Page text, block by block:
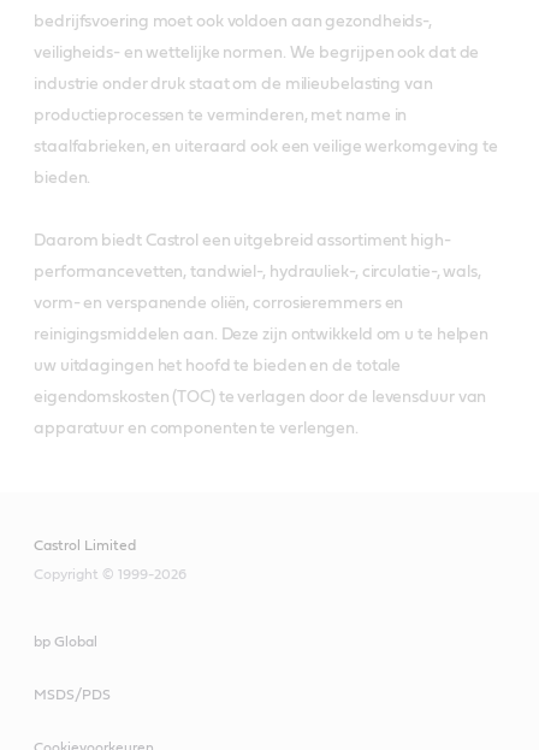
bedrijfsvoering moet ook voldoen aan gezondheids-,
veiligheids- en wettelijke normen. We begrijpen ook dat de
industrie onder druk staat om de milieubelasting van
productieprocessen te verminderen, met name in
staalfabrieken, en uiteraard ook een veilige werkomgeving te
bieden.
Daarom biedt Castrol een uitgebreid assortiment high-
performancevetten, tandwiel-, hydrauliek-, circulatie-, wals,
vorm- en verspanende oliën, corrosieremmers en
reinigingsmiddelen aan. Deze zijn ontwikkeld om u te helpen
uw uitdagingen het hoofd te bieden en de totale
eigendomskosten (TOC) te verlagen door de levensduur van
apparatuur en componenten te verlengen.
Castrol Limited
Copyright © 1999-2026
bp Global
MSDS/PDS